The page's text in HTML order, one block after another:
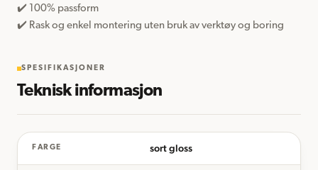
✔️ 100% passform
✔️ Rask og enkel montering uten bruk av verktøy og boring
SPESIFIKASJONER
Teknisk informasjon
FARGE sort gloss